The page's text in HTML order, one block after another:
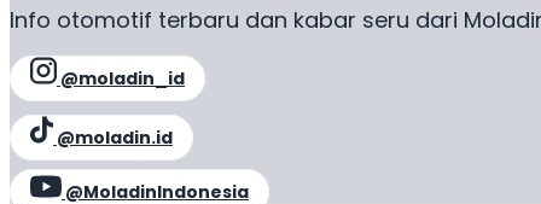
Info otomotif terbaru dan kabar seru dari
@moladin_id
@moladin.id
@MoladinIndonesia